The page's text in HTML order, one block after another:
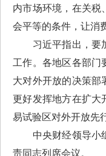
内市场环境，在关
会平等的条件，让消
习近平指出，要
工作。各地区各部门
大对外开放的决策
更好发挥地方在扩大
易试验区对外开放先
中央财经领导小
责同志列席会议。